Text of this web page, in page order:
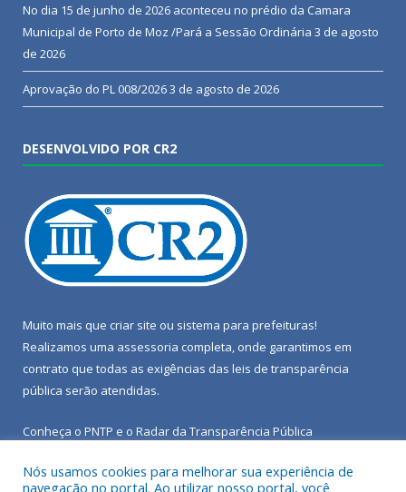
No dia 15 de junho de 2026 aconteceu no prédio da Camara
Municipal de Porto de Moz /Pará a Sessão Ordinária 3 de agosto
de 2026
Aprovação do PL 008/20263 de agosto de 2026
DESENVOLVIDO POR CR2
Muito mais que criar site ou sistema para prefeituras!
Realizamos uma assessoria completa, onde garantimos em
contrato que todas as exigências das leis de transparência
pública serão atendidas.
Conheça o PNTP e o Radar da Transparência Pública
Nós usamos cookies para melhorar sua experiência de
navegação no portal. Ao utilizar nosso portal, você